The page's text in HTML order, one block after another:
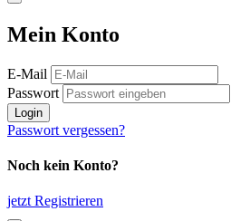
Mein Konto
E-Mail
Passwort
Login
Passwort vergessen?
Noch kein Konto?
jetzt Registrieren